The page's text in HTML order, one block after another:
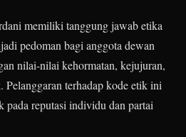
memiliki tanggung jawab etika
pedoman bagi anggota dewan
nilai-nilai kehormatan, kejujuran,
terhadap kode etik ini
pada reputasi individu dan partai